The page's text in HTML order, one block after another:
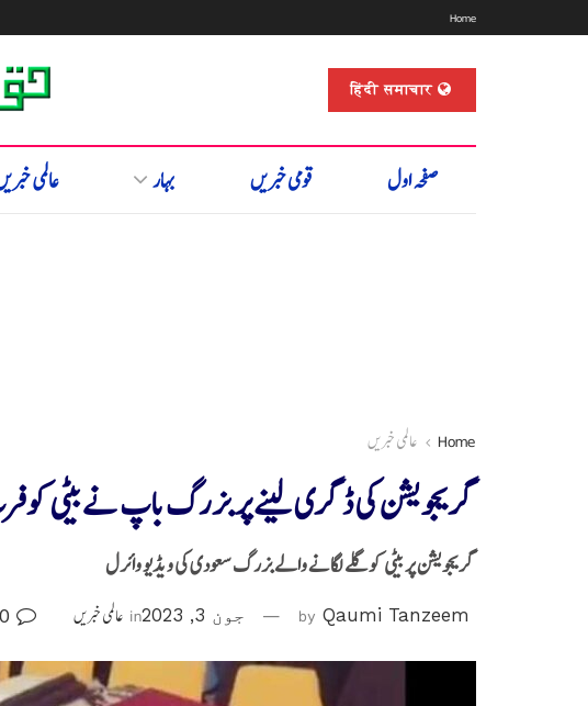
Home
हिंदी समाचार
صفحہ اول قومی خبریں بہار عالمی
Home عالمی خبریں
گریجویشن کی ڈگری لینے پر بزرگ باپ نے بیٹی کو
گریجویشن پر بیٹی کو گلے لگانے والے بزرگ سعودی کی ویڈیو وائرل
by Qaumi Tanzeem جون 3, 2023 in عالمی خبریں